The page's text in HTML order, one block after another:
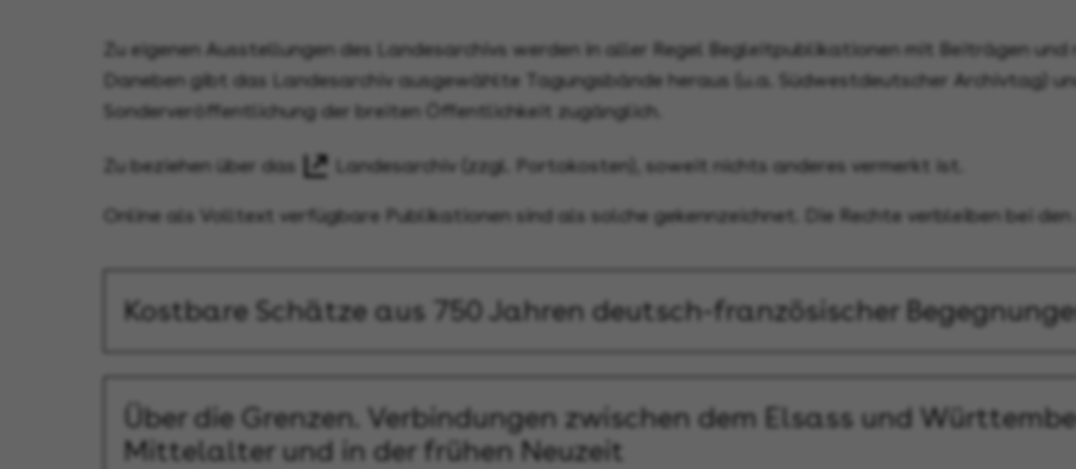
Zu eigenen Ausstellungen des Landesarchivs werden in aller Regel Begleitpublikationen mit Beiträgen
Daneben gibt das Landesarchiv ausgewählte Tagungsbände heraus (u.a. Südwestdeutscher Archivtag)
Sonderveröffentlichung der breiten Öffentlichkeit zugänglich.
Zu beziehen über das Landesarchiv (zzgl. Portokosten), soweit nichts anderes vermerkt ist.
Online als Volltext verfügbare Publikationen sind als solche gekennzeichnet. Die Rechte verbleiben bei
Kostbare Schätze aus 750 Jahren deutsch-französischer
Über die Grenzen. Verbindungen zwischen dem Elsass und
Mittelalter und in der frühen Neuzeit